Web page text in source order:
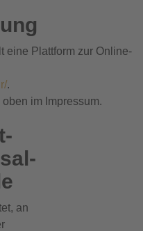
eine Plattform zur Online-
.
im Impressum.
an